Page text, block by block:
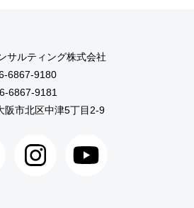
サルティング株式会社
6867-9180
6867-9181
阪市北区中津5丁目2-9